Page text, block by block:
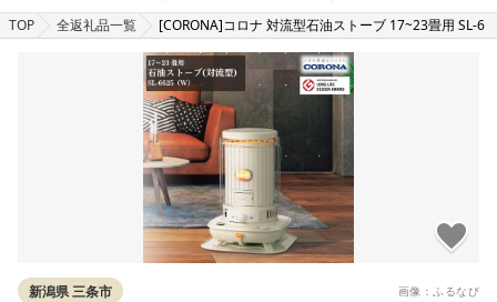
TOP
全返礼品一覧
[CORONA]コロナ 対流型石油ストーブ 17~23畳用 SL-6
625W 防災 日本製 ストーブ 電源不要 キャンプ 暖房 家
電
画像：ふるなび
新潟県 三条市